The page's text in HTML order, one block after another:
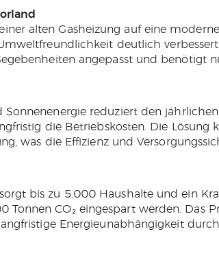
alten Gasheizung auf eine
deutlich
angepasst und benötigt
reduziert den jährlichen
die Betriebskosten. Die Lösung
was die Effizienz und
bis zu 5.000 Haushalte und ein
Tonnen CO₂ eingespart werden. Das
Energieunabhängigkeit